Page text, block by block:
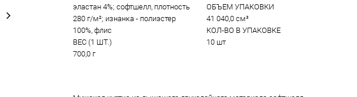
эластан 4%; софтшелл, плотность
280 г/м²; изнанка - полиэстер
100%, флис
ВЕС (1 ШТ.)
700,0 г
ОБЪЕМ УПАКОВКИ
41 040,0 см³
КОЛ-ВО В УПАКОВКЕ
10 шт